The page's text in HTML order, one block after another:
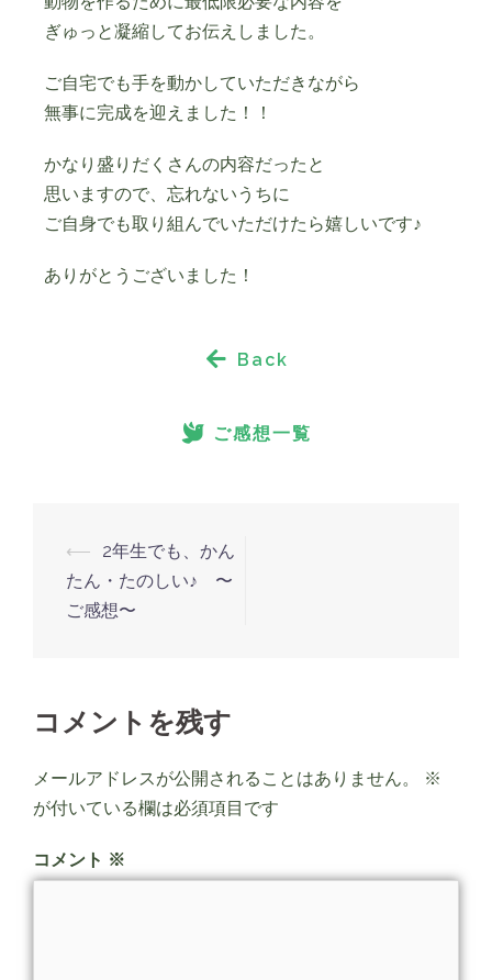
ぎゅっと凝縮してお伝えしました。
ご自宅でも手を動かしていただきながら
無事に完成を迎えました！！
かなり盛りだくさんの内容だったと
思いますので、忘れないうちに
ご自身でも取り組んでいただけたら嬉しいです♪
ありがとうございました！
Back
ご感想一覧
⟵
2年生でも、かん
たん・たのしい♪ 〜
ご感想〜
コメントを残す
メールアドレスが公開されることはありません。
※
が付いている欄は必須項目です
コメント ※